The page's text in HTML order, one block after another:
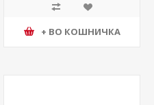
+ ВО КОШНИЧКА